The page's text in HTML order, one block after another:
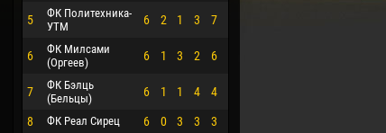
5
ФК Политехника-
УТМ
6 2 1 3 7
6
ФК Милсами
(Оргеев)
6 1 3 2 6
7
ФК Бэлць
(Бельцы)
6 1 1 4 4
8 ФК Реал Сирец 6 0 3 3 3